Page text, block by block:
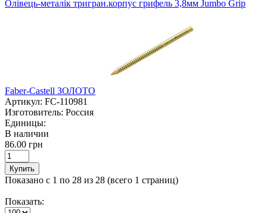
Олівець-металік тригран.корпус грифель 3,8мм Jumbo Grip
Faber-Castell ЗОЛОТО
Артикул: FC-110981
Изготовитель: Россия
Единицы:
В наличии
86.00 грн
Купить
Показано с 1 по 28 из 28 (всего 1 страниц)
Показать: